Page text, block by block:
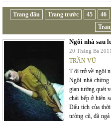
Trang đầu Trang trước 45 46
Ngôi nhà sau
20 Tháng Ba 2011
TRẦN VŨ
T ôi trở về ngôi
Ngôi nhà
gian tường quét
chái bếp ở hiên
Dấu tích của
tường cũ, đã